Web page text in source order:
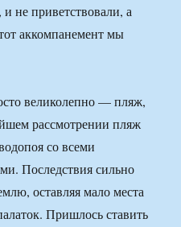
не приветствовали, а
аккомпанемент мы
великолепно — пляж,
рассмотрении пляж
со всеми
Последствия сильно
оставляя мало места
Пришлось ставить